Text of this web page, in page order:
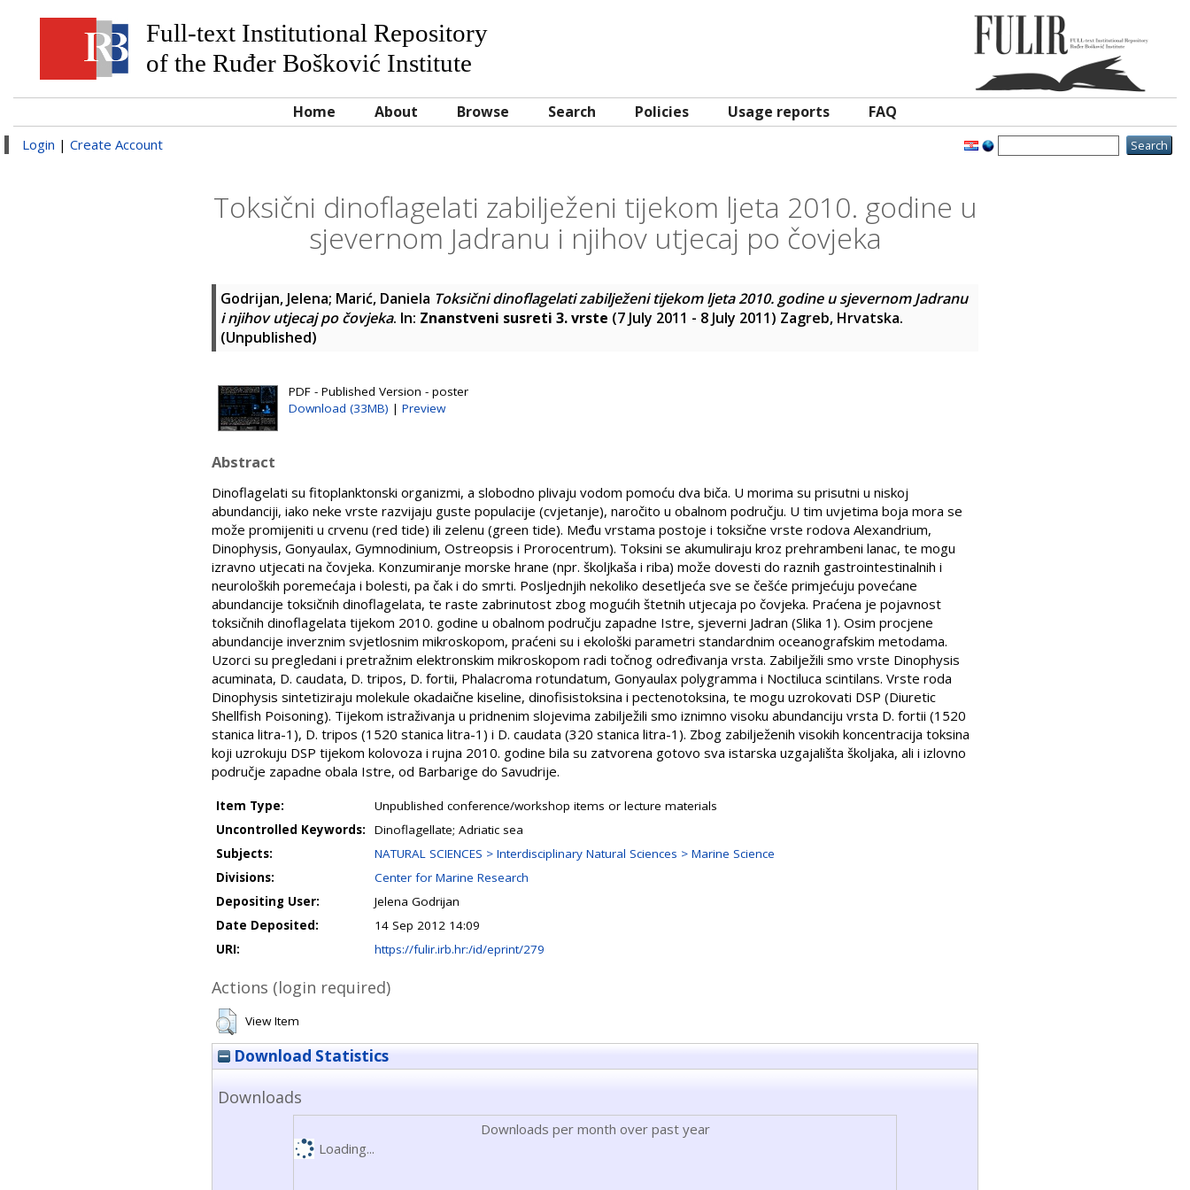
Full-text Institutional Repository
of the Ruđer Bošković Institute
Home About Browse Search Policies Usage reports FAQ
Login | Create Account
Toksični dinoflagelati zabilježeni tijekom ljeta 2010. godine u
sjevernom Jadranu i njihov utjecaj po čovjeka
Godrijan, Jelena; Marić, Daniela Toksični dinoflagelati zabilježeni tijekom ljeta 2010. godine u sjevernom Jadranu
i njihov utjecaj po čovjeka. In: Znanstveni susreti 3. vrste (7 July 2011 - 8 July 2011) Zagreb, Hrvatska.
(Unpublished)
PDF - Published Version - poster
Download (33MB) | Preview
Abstract
Dinoflagelati su fitoplanktonski organizmi, a slobodno plivaju vodom pomoću dva biča. U morima su prisutni u niskoj
abundanciji, iako neke vrste razvijaju guste populacije (cvjetanje), naročito u obalnom području. U tim uvjetima boja mora se
može promijeniti u crvenu (red tide) ili zelenu (green tide). Među vrstama postoje i toksične vrste rodova Alexandrium,
Dinophysis, Gonyaulax, Gymnodinium, Ostreopsis i Prorocentrum). Toksini se akumuliraju kroz prehrambeni lanac, te mogu
izravno utjecati na čovjeka. Konzumiranje morske hrane (npr. školjkaša i riba) može dovesti do raznih gastrointestinalnih i
neuroloških poremećaja i bolesti, pa čak i do smrti. Posljednjih nekoliko desetljeća sve se češće primjećuju povećane
abundancije toksičnih dinoflagelata, te raste zabrinutost zbog mogućih štetnih utjecaja po čovjeka. Praćena je pojavnost
toksičnih dinoflagelata tijekom 2010. godine u obalnom području zapadne Istre, sjeverni Jadran (Slika 1). Osim procjene
abundancije inverznim svjetlosnim mikroskopom, praćeni su i ekološki parametri standardnim oceanografskim metodama.
Uzorci su pregledani i pretražnim elektronskim mikroskopom radi točnog određivanja vrsta. Zabilježili smo vrste Dinophysis
acuminata, D. caudata, D. tripos, D. fortii, Phalacroma rotundatum, Gonyaulax polygramma i Noctiluca scintilans. Vrste roda
Dinophysis sintetiziraju molekule okadaične kiseline, dinofisistoksina i pectenotoksina, te mogu uzrokovati DSP (Diuretic
Shellfish Poisoning). Tijekom istraživanja u pridnenim slojevima zabilježili smo iznimno visoku abundanciju vrsta D. fortii (1520
stanica litra-1), D. tripos (1520 stanica litra-1) i D. caudata (320 stanica litra-1). Zbog zabilježenih visokih koncentracija toksina
koji uzrokuju DSP tijekom kolovoza i rujna 2010. godine bila su zatvorena gotovo sva istarska uzgajališta školjaka, ali i izlovno
područje zapadne obala Istre, od Barbarige do Savudrije.
Item Type:
Unpublished conference/workshop items or lecture materials
Uncontrolled Keywords:
Dinoflagellate; Adriatic sea
Subjects:
NATURAL SCIENCES > Interdisciplinary Natural Sciences > Marine Science
Divisions:
Center for Marine Research
Depositing User:
Jelena Godrijan
Date Deposited:
14 Sep 2012 14:09
URI:
https://fulir.irb.hr:/id/eprint/279
Actions (login required)
View Item
Download Statistics
Downloads
Downloads per month over past year
Loading...